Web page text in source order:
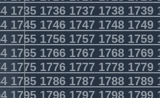
17351736173717381739
17451746174717481749
17551756175717581759
17651766176717681769
17751776177717781779
17851786178717881789
17951796179717981799